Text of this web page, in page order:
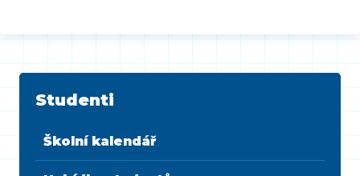
Studenti
Školní kalendář